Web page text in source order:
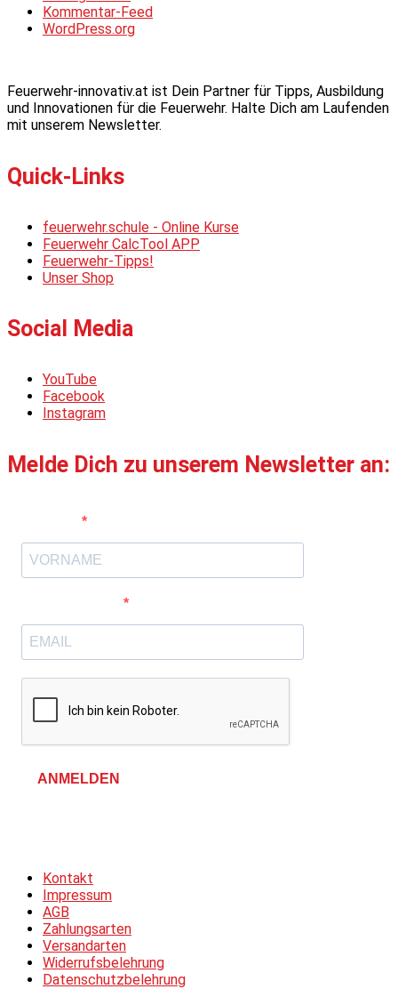
Kommentar-Feed
WordPress.org
Feuerwehr-innovativ.at ist Dein Partner für Tipps, Ausbildung
und Innovationen für die Feuerwehr. Halte Dich am Laufenden
mit unserem Newsletter.
Quick-Links
feuerwehr.schule - Online Kurse
Feuerwehr CalcTool APP
Feuerwehr-Tipps!
Unser Shop
Social Media
YouTube
Facebook
Instagram
Melde Dich zu unserem Newsletter an:
ANMELDEN
Kontakt
Impressum
AGB
Zahlungsarten
Versandarten
Widerrufsbelehrung
Datenschutzbelehrung